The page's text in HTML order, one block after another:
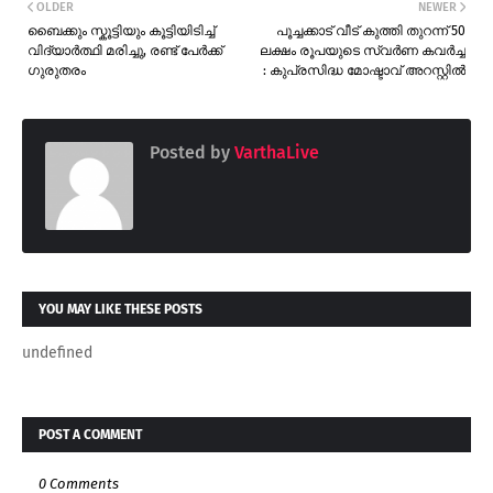
NEWER
പൂച്ചക്കാട് വീട് കുത്തി തുറന്ന് 50
ലക്ഷം രൂപയുടെ സ്വർണ കവർച്ച
: കുപ്രസിദ്ധ മോഷ്ടാവ് അറസ്റ്റിൽ
OLDER
ബൈക്കും സ്കൂട്ടിയും കൂട്ടിയിടിച്ച്
വിദ്യാർത്ഥി മരിച്ചു, രണ്ട് പേർക്ക്
ഗുരുതരം
Posted by VarthaLive
YOU MAY LIKE THESE POSTS
undefined
POST A COMMENT
0 Comments